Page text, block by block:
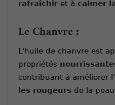
rafraîchir et à calmer
Le Chanvre :
L'huile de chanvre est
propriétés
contribuant à améliorer
les rougeurs de la